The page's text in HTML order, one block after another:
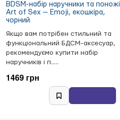
BDSM-набір наручники та поножі
Art of Sex — Emoji, екошкіра,
чорний
Якщо вам потрібен стильний та
функціональний БДСМ-аксесуар,
рекомендуємо купити набір
наручників і п.....
1469 грн